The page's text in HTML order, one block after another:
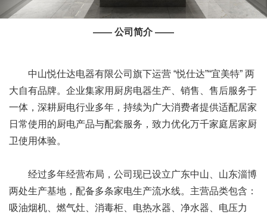
—— 公司简介 ——
中山悦仕达电器有限公司旗下运营 “悦仕达”“宜美特” 两
大自有品牌。企业集家用厨房电器生产、销售、售后服务于
一体，深耕厨电行业多年，持续为广大消费者提供适配居家
日常使用的厨电产品与配套服务，致力优化万千家庭居家厨
卫使用体验。
经过多年经营布局，公司现已设立广东中山、山东淄博
两处生产基地，配备多条家电生产流水线。主营品类包含：
吸油烟机、燃气灶、消毒柜、电热水器、净水器、电压力